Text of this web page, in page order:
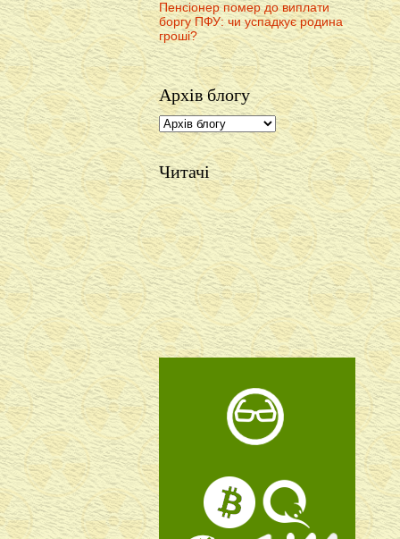
Пенсіонер помер до виплати
боргу ПФУ: чи успадкує родина
гроші?
Архів блогу
Читачі